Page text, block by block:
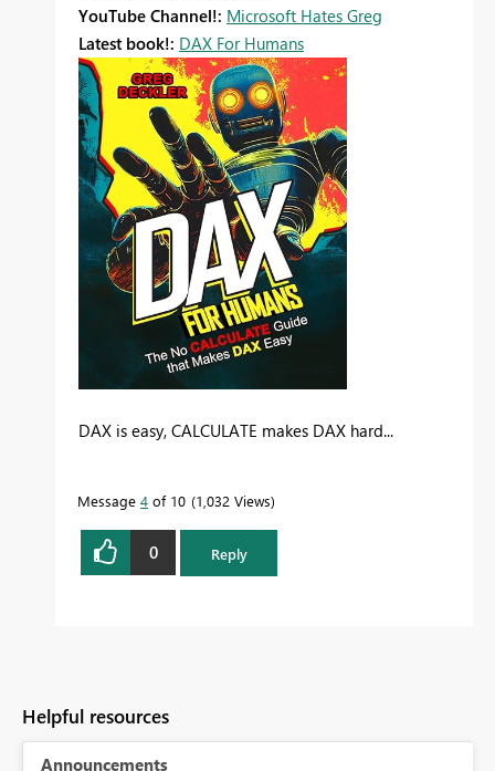
YouTube Channel!: Microsoft Hates Greg
Latest book!: DAX For Humans
DAX is easy, CALCULATE makes DAX hard...
Message 4 of 10 1,032 Views
0 Reply
Helpful resources
Announcements